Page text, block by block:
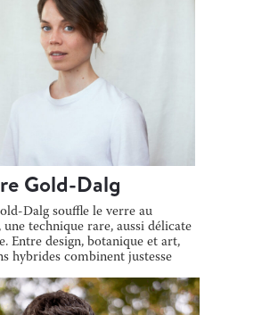
Gold-Dalg
Dalg souffle le verre au
une technique rare, aussi délicate
Entre design, botanique et art,
hybrides combinent justesse